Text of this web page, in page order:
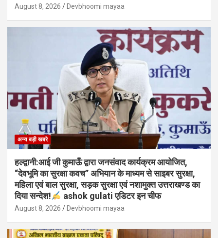
August 8, 2026 Devbhoomi mayaa
अन्य बड़ी खबरे
हल्द्वानी:आई जी कुमाऊँ द्वारा जनसंवाद कार्यक्रम आयोजित,
“देवभूमि का सुरक्षा कवच” अभियान के माध्यम से साइबर सुरक्षा,
महिला एवं बाल सुरक्षा, सड़क सुरक्षा एवं नशामुक्त उत्तराखण्ड का
दिया सन्देश!
ashok gulati एडिटर इन चीफ
August 8, 2026 Devbhoomi mayaa